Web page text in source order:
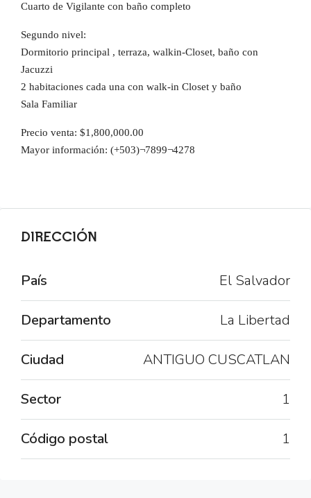
Cuarto de Vigilante con baño completo
Segundo nivel:
Dormitorio principal , terraza, walkin-Closet, baño con
Jacuzzi
2 habitaciones cada una con walk-in Closet y baño
Sala Familiar
Precio venta: $1,800,000.00
Mayor información: (+503)¬7899¬4278
DIRECCIÓN
País El Salvador
Departamento La Libertad
Ciudad ANTIGUO CUSCATLAN
Sector 1
Código postal 1